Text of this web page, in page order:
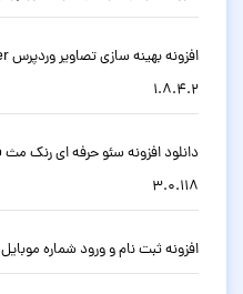
1.8.4.2
3.0.118
افزونه ثبت نام و ورود شماره موبایل Digits وردپرس نسخه 9.2